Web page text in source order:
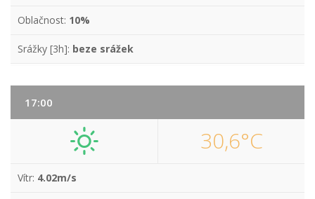
Oblačnost: 10%
Srážky [3h]: beze srážek
17:00
30,6°C
Vítr: 4.02m/s